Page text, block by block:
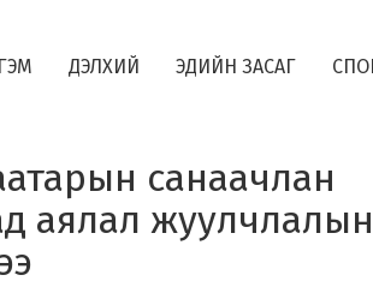
ДЭЛХИЙ ЭДИЙН ЗАСАГ
санаачлан
аялал жуулчлалын